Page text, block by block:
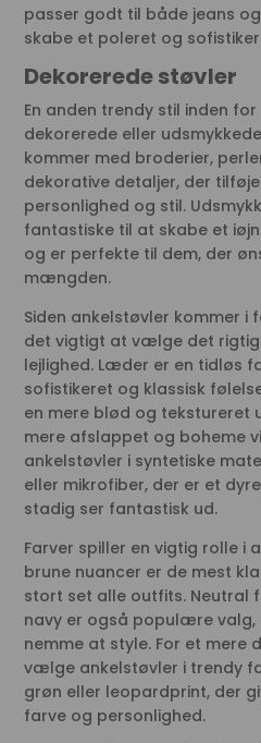
passer godt til både jeans
skabe et poleret og
Dekorerede støvler
En anden trendy stil inden
dekorerede eller
kommer med broderier,
dekorative detaljer, der
personlighed og stil.
fantastiske til at skabe et
og er perfekte til dem, der
mængden.
Siden ankelstøvler kommer i
det vigtigt at vælge det
lejlighed. Læder er en tidløs
sofistikeret og klassisk
en mere blød og tekstureret
mere afslappet og boheme
ankelstøvler i syntetiske
eller mikrofiber, der er et
stadig ser fantastisk ud.
Farver spiller en vigtig rolle i
brune nuancer er de mest
stort set alle outfits. Neutral
navy er også populære valg,
nemme at style. For et mere
vælge ankelstøvler i trendy
grøn eller leopardprint, der
farve og personlighed.